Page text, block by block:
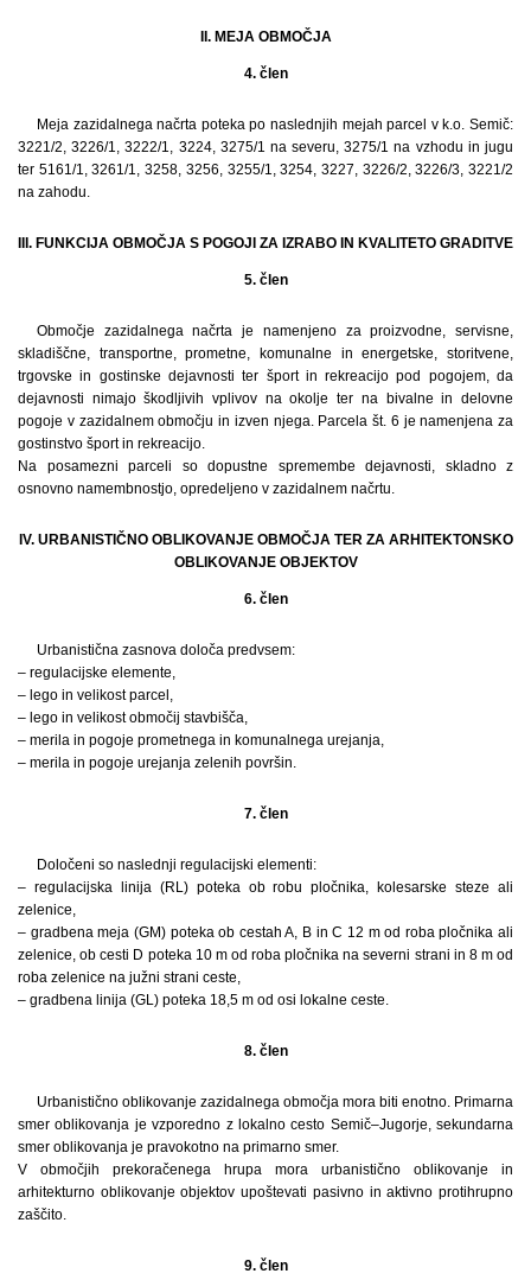
II. MEJA OBMOČJA
4. člen
Meja zazidalnega načrta poteka po naslednjih mejah parcel v k.o. Semič:
3221/2, 3226/1, 3222/1, 3224, 3275/1 na severu, 3275/1 na vzhodu in jugu
ter 5161/1, 3261/1, 3258, 3256, 3255/1, 3254, 3227, 3226/2, 3226/3, 3221/2
na zahodu.
III. FUNKCIJA OBMOČJA S POGOJI ZA IZRABO IN KVALITETO GRADITVE
5. člen
Območje zazidalnega načrta je namenjeno za proizvodne, servisne,
skladiščne, transportne, prometne, komunalne in energetske, storitvene,
trgovske in gostinske dejavnosti ter šport in rekreacijo pod pogojem, da
dejavnosti nimajo škodljivih vplivov na okolje ter na bivalne in delovne
pogoje v zazidalnem območju in izven njega. Parcela št. 6 je namenjena za
gostinstvo šport in rekreacijo.
Na posamezni parceli so dopustne spremembe dejavnosti, skladno z
osnovno namembnostjo, opredeljeno v zazidalnem načrtu.
IV. URBANISTIČNO OBLIKOVANJE OBMOČJA TER ZA ARHITEKTONSKO
OBLIKOVANJE OBJEKTOV
6. člen
Urbanistična zasnova določa predvsem:
– regulacijske elemente,
– lego in velikost parcel,
– lego in velikost območij stavbišča,
– merila in pogoje prometnega in komunalnega urejanja,
– merila in pogoje urejanja zelenih površin.
7. člen
Določeni so naslednji regulacijski elementi:
– regulacijska linija (RL) poteka ob robu pločnika, kolesarske steze ali
zelenice,
– gradbena meja (GM) poteka ob cestah A, B in C 12 m od roba pločnika ali
zelenice, ob cesti D poteka 10 m od roba pločnika na severni strani in 8 m od
roba zelenice na južni strani ceste,
– gradbena linija (GL) poteka 18,5 m od osi lokalne ceste.
8. člen
Urbanistično oblikovanje zazidalnega območja mora biti enotno. Primarna
smer oblikovanja je vzporedno z lokalno cesto Semič–Jugorje, sekundarna
smer oblikovanja je pravokotno na primarno smer.
V območjih prekoračenega hrupa mora urbanistično oblikovanje in
arhitekturno oblikovanje objektov upoštevati pasivno in aktivno protihrupno
zaščito.
9. člen